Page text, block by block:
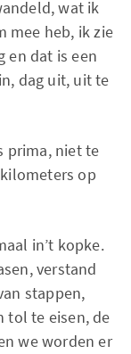
wat ik
mee heb, ik zie
en dat is een
dag uit, uit te
prima, niet te
op
in’t kopke.
verstand
stappen,
tol te eisen, de
we worden er